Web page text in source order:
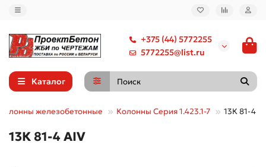
+375 (44) 5772255
5772255@list.ru
Каталог
железобетонные Колонны Серия 1.423.1-7 13К 81-4
13К 81-4 АIV